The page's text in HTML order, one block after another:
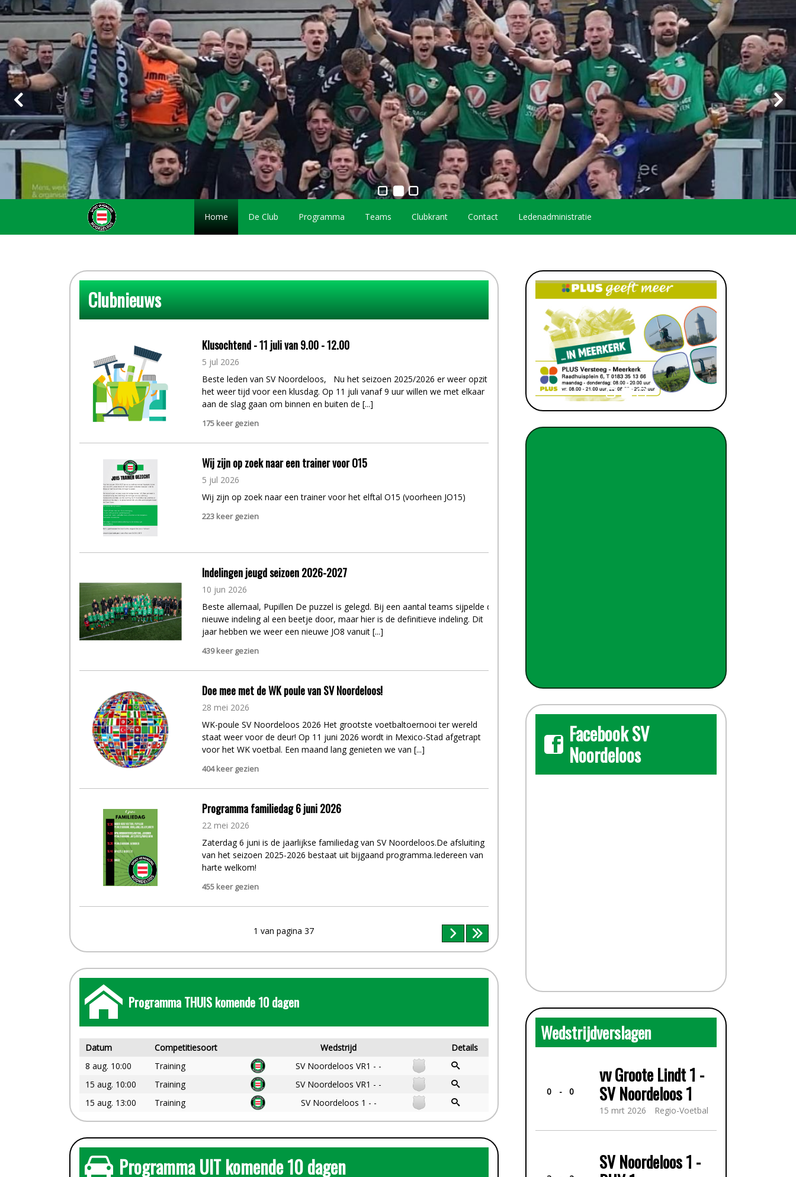
Home De Club Programma Teams Clubkrant Contact Ledenadministratie
Clubnieuws
Klusochtend - 11 juli van 9.00 - 12.00
5 jul 2026
Beste leden van SV Noordeloos, Nu het seizoen 2025/2026 er weer opzit is
het weer tijd voor een klusdag. Op 11 juli vanaf 9 uur willen we met elkaar
aan de slag gaan om binnen en buiten de [...]
175 keer gezien
Wij zijn op zoek naar een trainer voor O15
5 jul 2026
Wij zijn op zoek naar een trainer voor het elftal O15 (voorheen JO15)
223 keer gezien
Indelingen jeugd seizoen 2026-2027
10 jun 2026
Beste allemaal, Pupillen De puzzel is gelegd. Bij een aantal teams sijpelde de
nieuwe indeling al een beetje door, maar hier is de definitieve indeling. Dit
jaar hebben we weer een nieuwe JO8 vanuit [...]
439 keer gezien
Doe mee met de WK poule van SV Noordeloos!
28 mei 2026
WK-poule SV Noordeloos 2026 Het grootste voetbaltoernooi ter wereld
staat weer voor de deur! Op 11 juni 2026 wordt in Mexico-Stad afgetrapt
voor het WK voetbal. Een maand lang genieten we van [...]
404 keer gezien
Programma familiedag 6 juni 2026
22 mei 2026
Zaterdag 6 juni is de jaarlijkse familiedag van SV Noordeloos.De afsluiting
van het seizoen 2025-2026 bestaat uit bijgaand programma.Iedereen van
harte welkom!
455 keer gezien
1 van pagina 37
Programma THUIS komende 10 dagen
Datum Competitiesoort Wedstrijd
Details
8 aug. 10:00
Training
SV Noordeloos VR1 - -
15 aug. 10:00
Training
SV Noordeloos VR1 - -
15 aug. 13:00
Training SV Noordeloos 1 - -
Programma UIT komende 10 dagen
Facebook SV
Noordeloos
Wedstrijdverslagen
0 - 0
vv Groote Lindt 1 -
SV Noordeloos 1
15 mrt 2026 Regio-Voetbal
SV Noordeloos 1 -